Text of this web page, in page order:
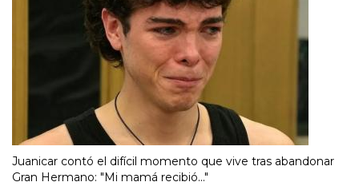
Juanicar contó el difícil momento que vive tras abandonar
Gran Hermano: "Mi mamá recibió..."